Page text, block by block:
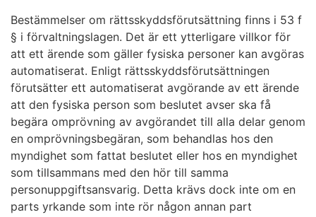
Bestämmelser om rättsskyddsförutsättning finns i 53 f
§ i förvaltningslagen. Det är ett ytterligare villkor för
att ett ärende som gäller fysiska personer kan avgöras
automatiserat. Enligt rättsskyddsförutsättningen
förutsätter ett automatiserat avgörande av ett ärende
att den fysiska person som beslutet avser ska få
begära omprövning av avgörandet till alla delar genom
en omprövningsbegäran, som behandlas hos den
myndighet som fattat beslutet eller hos en myndighet
som tillsammans med den hör till samma
personuppgiftsansvarig. Detta krävs dock inte om en
parts yrkande som inte rör någon annan part